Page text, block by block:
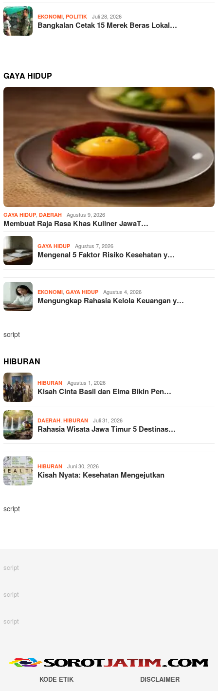
EKONOMI, POLITIK Juli 28, 2026
Bangkalan Cetak 15 Merek Beras Lokal…
GAYA HIDUP
GAYA HIDUP, DAERAH Agustus 9, 2026
Membuat Raja Rasa Khas Kuliner JawaT…
GAYA HIDUP Agustus 7, 2026
Mengenal 5 Faktor Risiko Kesehatan y…
EKONOMI, GAYA HIDUP Agustus 4, 2026
Mengungkap Rahasia Kelola Keuangan y…
script
HIBURAN
HIBURAN Agustus 1, 2026
Kisah Cinta Basil dan Elma Bikin Pen…
DAERAH, HIBURAN Juli 31, 2026
Rahasia Wisata Jawa Timur 5 Destinas…
HIBURAN Juni 30, 2026
Kisah Nyata: Kesehatan Mengejutkan
script
script
script
script
KODE ETIK
DISCLAIMER